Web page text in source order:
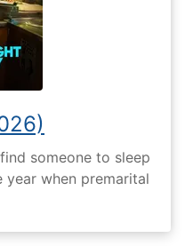
someone to sleep
when premarital